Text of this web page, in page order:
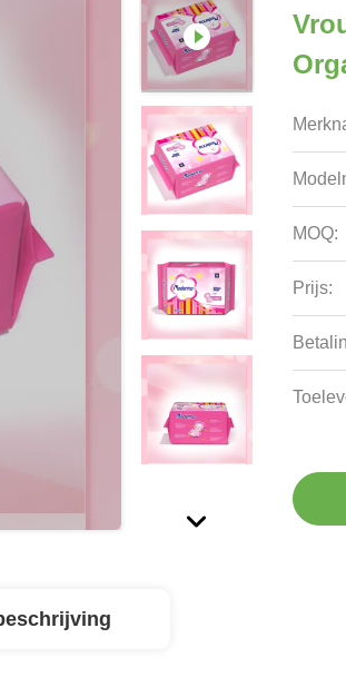
MOQ:
Prijs: